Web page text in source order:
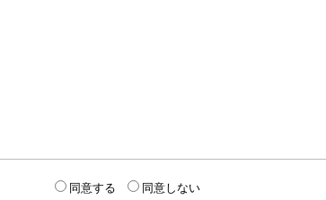
同意する 同意しない